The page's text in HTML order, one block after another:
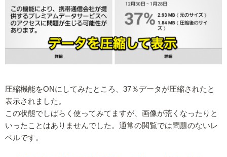
圧縮機能をONにしてみたところ、37％データが圧縮されたと
表示されました。
この状態でしばらく使ってみてますが、画像が荒くなったりと
いったことはありませんでした。通常の閲覧では問題のないレ
ベルです。